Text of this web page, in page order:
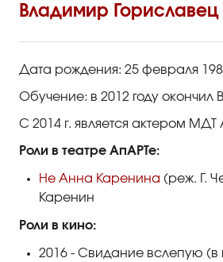
Правила группового посещения
Порядок возврата билетов
Новости
Репертуар
Билеты
Владимир Гориславец
Дата рождения: 25 февраля
Обучение: в 2012 году окончил
С 2014 г. является актером МДТ
Роли в театре АпАРТе:
Не Анна Каренина (реж. Г.
Каренин
Роли в кино:
2016 - Свидание вслепую (в